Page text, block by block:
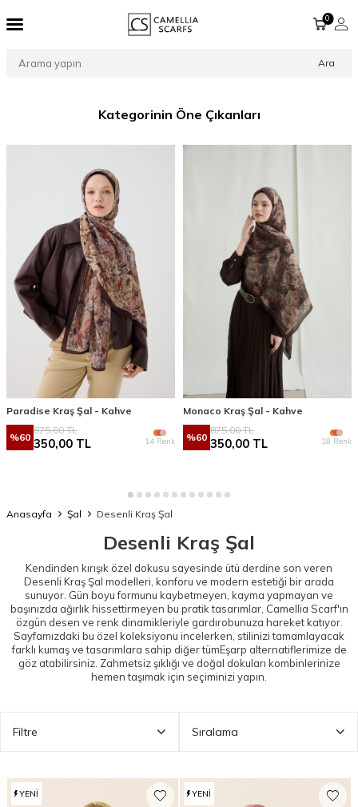
Ara
0
Kategorinin Öne Çıkanları
Paradise Kraş Şal - Kahve
%60
875,00TL
350,00 TL 14 Renk
Monaco Kraş Şal - Kahve
%60
875,00TL
350,00 TL 18 Renk
Anasayfa Şal Desenli Kraş Şal
Desenli Kraş Şal
Kendinden kırışık özel dokusu sayesinde ütü derdine son veren
Desenli Kraş Şal modelleri, konforu ve modern estetiği bir arada
sunuyor. Gün boyu formunu kaybetmeyen, kayma yapmayan ve
başınızda ağırlık hissettirmeyen bu pratik tasarımlar, Camellia Scarf'ın
özgün desen ve renk dinamikleriyle gardırobunuza hareket katıyor.
Sayfamızdaki bu özel koleksiyonu incelerken, stilinizi tamamlayacak
farklı kumaş ve tasarımlara sahip diğer tümEşarp alternatiflerimize de
göz atabilirsiniz. Zahmetsiz şıklığı ve doğal dokuları kombinlerinize
hemen taşımak için seçiminizi yapın.
Filtre Sıralama
YENI YENI